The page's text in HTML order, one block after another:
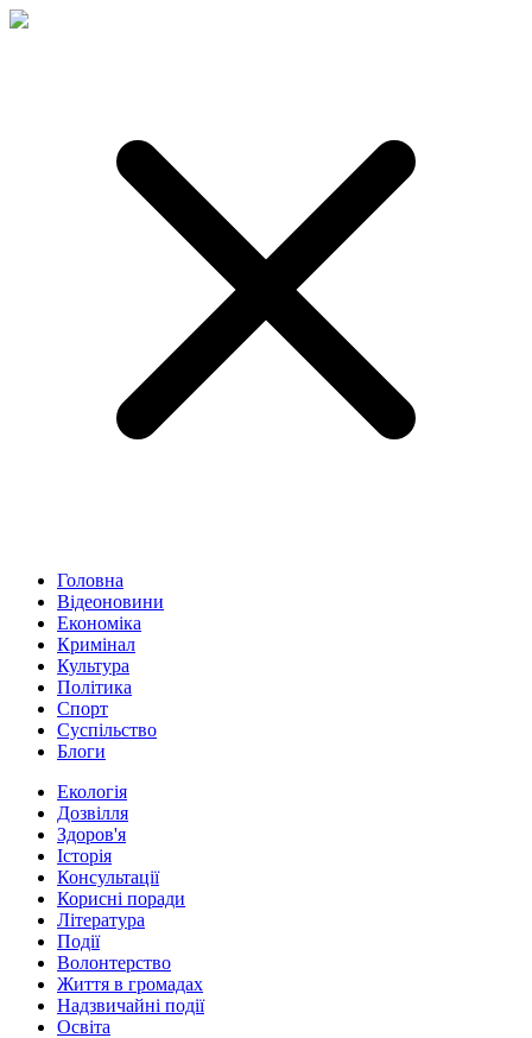
Головна
Відеоновини
Економіка
Кримінал
Культура
Політика
Спорт
Суспільство
Блоги
Екологія
Дозвілля
Здоров'я
Історія
Консультації
Корисні поради
Література
Події
Волонтерство
Життя в громадах
Надзвичайні події
Освіта